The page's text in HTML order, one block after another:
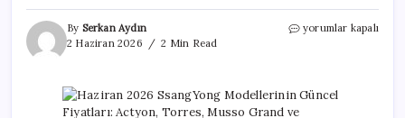
By Serkan Aydın
2 Haziran 2026
2 Min Read
Haziran
Güncel
Fiyatları:
yorumlar kapalı